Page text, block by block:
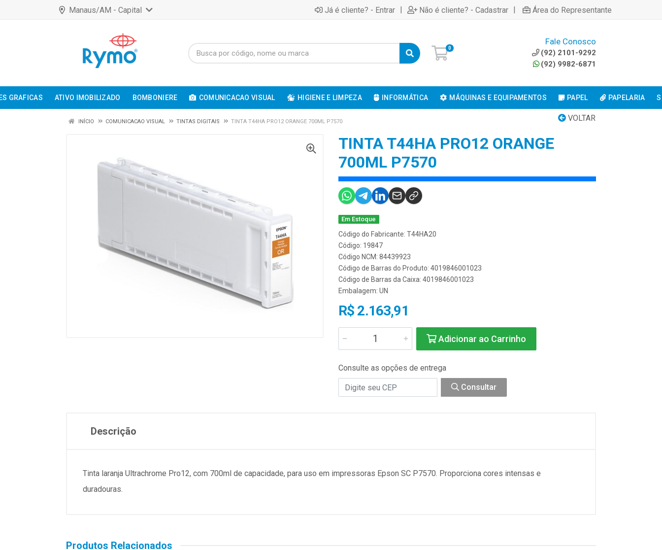
Manaus/AM - Capital Já é cliente? - Entrar | Não é cliente? - Cadastrar | Área do Representante
0
Fale Conosco
(92) 2101-9292
(92) 9982-6871
GRAFICAS ATIVO IMOBILIZADO BOMBONIERE COMUNICACAO VISUAL HIGIENE E LIMPEZA INFORMÁTICA MÁQUINAS E EQUIPAMENTOS PAPEL PAPELARIA
VOLTAR
INÍCIO COMUNICACAO VISUAL TINTAS DIGITAIS TINTA T44HA PRO12 ORANGE 700ML P7570
TINTA T44HA PRO12 ORANGE
700ML P7570
Em Estoque
Código do Fabricante: T44HA20
Código: 19847
Código NCM: 84439923
Código de Barras do Produto: 4019846001023
Código de Barras da Caixa: 4019846001023
Embalagem: UN
R$ 2.163,91
Adicionar ao Carrinho
Consulte as opções de entrega
Consultar
Descrição
Tinta laranja Ultrachrome Pro12, com 700ml de capacidade, para uso em impressoras Epson SC P7570. Proporciona cores intensas e
duradouras.
Produtos Relacionados